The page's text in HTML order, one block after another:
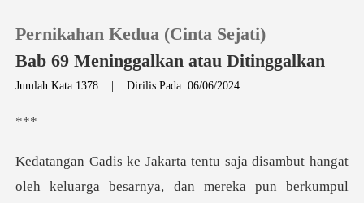
Pengisian Ulang
Pernikahan Kedua (Cinta Sejati)
Bab 69 Meninggalkan atau Ditinggalkan
Jumlah Kata:1378 |Dirilis Pada: 06/06/2024
*
n berkumpul